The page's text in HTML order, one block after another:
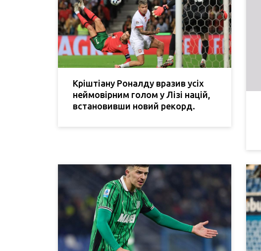
Кріштіану Роналду вразив усіх
неймовірним голом у Лізі націй,
встановивши новий рекорд.